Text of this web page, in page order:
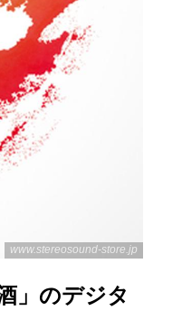
www.stereosound-store.jp
」のデジタ